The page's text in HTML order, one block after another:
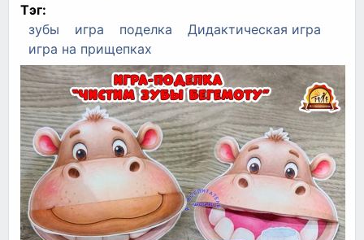
Тэг:
зубы
игра поделка
Дидактическая игра
игра на прищепках